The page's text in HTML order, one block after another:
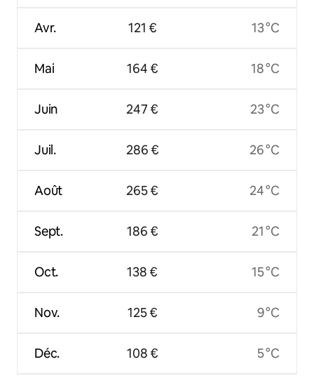
Avr.
Mai
Juin
Juil.
Août
Sept.
Oct.
Nov.
Déc.
121 €
164 €
247 €
286 €
265 €
186 €
138 €
125 €
108 €
13 °C
18 °C
23 °C
26 °C
24 °C
21 °C
15 °C
9 °C
5 °C